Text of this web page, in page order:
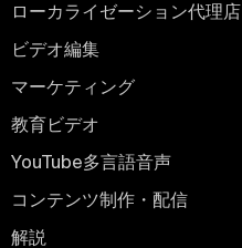
ローカライゼーション代理店
ビデオ編集
マーケティング
教育ビデオ
YouTube多言語音声
コンテンツ制作・配信
解説